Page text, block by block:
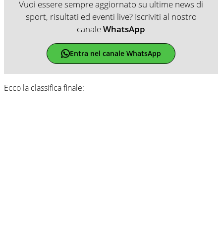
Vuoi essere sempre aggiornato su ultime news di
sport, risultati ed eventi live? Iscriviti al nostro
canaleWhatsApp
Entra nel canale WhatsApp
Ecco la classifica finale: